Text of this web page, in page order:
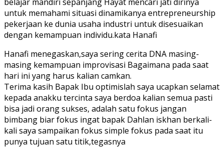
untuk memahami situasi dinamikanya entrepreneurship
pekerjaan ke dunia usaha industri untuk disesuaikan
dengan kemampuan individu.kata Hanafi
Hanafi menegaskan,saya sering cerita DNA masing-
masing kemampuan improvisasi Bagaimana pada saat
hari ini yang harus kalian camkan.
Terima kasih Bapak Ibu optimislah saya ucapkan selamat
kepada anakku tercinta saya berdoa kalian semua pasti
bisa jadi orang sukses, adalah satu fokus jangan
bimbang biar fokus ingat bapak Dahlan iskhan berkali-
kali saya sampaikan fokus simple fokus pada saat itu
punya tujuan satu titik,tegasnya